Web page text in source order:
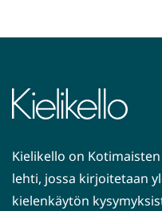
Kielikello on
lehti, jossa kirjoitetaan
kielenkäytön